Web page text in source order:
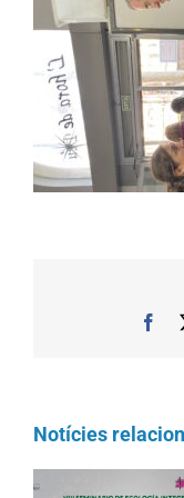
Notícies